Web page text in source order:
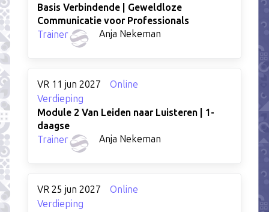
Basis Verbindende | Geweldloze
Communicatie voor Professionals
Trainer
Anja Nekeman
VR 11 jun 2027
Online
Verdieping
Module 2 Van Leiden naar Luisteren | 1-
daagse
Trainer
Anja Nekeman
VR 25 jun 2027
Online
Verdieping